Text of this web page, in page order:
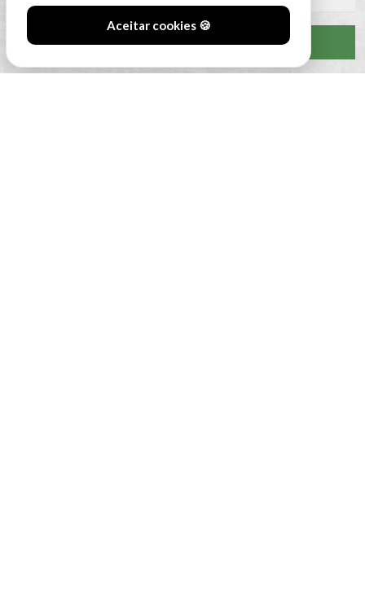
VER CLASSIFICAÇÃO COMPLETA
Aceitar cookies 🍪